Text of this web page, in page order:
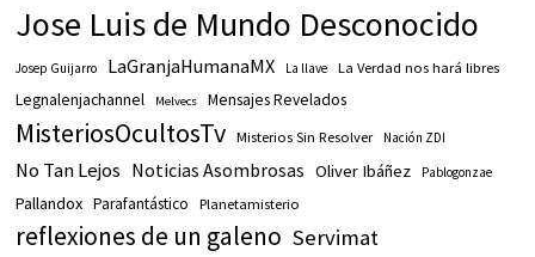
Jose Luis de Mundo Desconocido
Josep Guijarro LaGranjaHumanaMX La llave La Verdad nos hará libres
Legnalenjachannel Melvecs Mensajes Revelados
MisteriosOcultosTv Misterios Sin Resolver Nación ZDI
No Tan Lejos Noticias Asombrosas Oliver Ibáñez Pablogonzae
Pallandox Parafantástico Planetamisterio
reflexiones de un galeno Servimat